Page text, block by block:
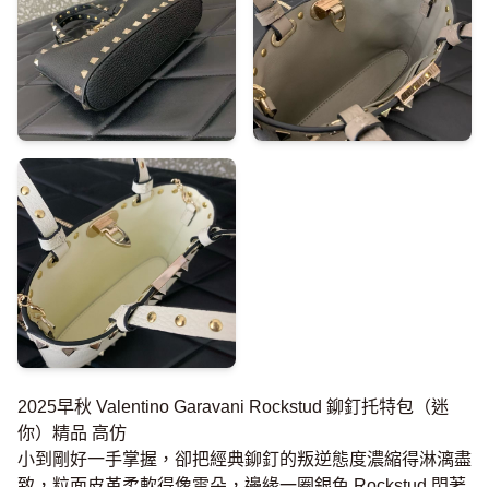
2025早秋 Valentino Garavani Rockstud 鉚釘托特包（迷
你）精品 高仿
小到剛好一手掌握，卻把經典鉚釘的叛逆態度濃縮得淋漓盡